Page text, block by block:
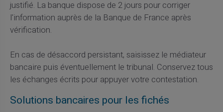
justifié. La banque dispose de 2 jours pour corriger
l'information auprès de la Banque de France après
vérification.
En cas de désaccord persistant, saisissez le médiateur
bancaire puis éventuellement le tribunal. Conservez tous
les échanges écrits pour appuyer votre contestation.
Solutions bancaires pour les fichés